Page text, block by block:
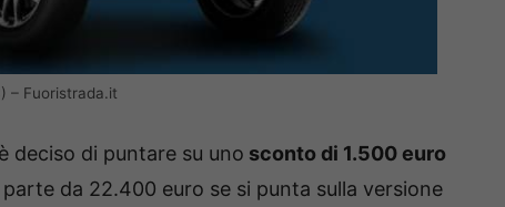
– Fuoristrada.it
deciso di puntare su uno sconto di 1.500 euro
da 22.400 euro se si punta sulla versione